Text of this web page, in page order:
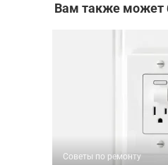
Вам также может
Советы по ремонту